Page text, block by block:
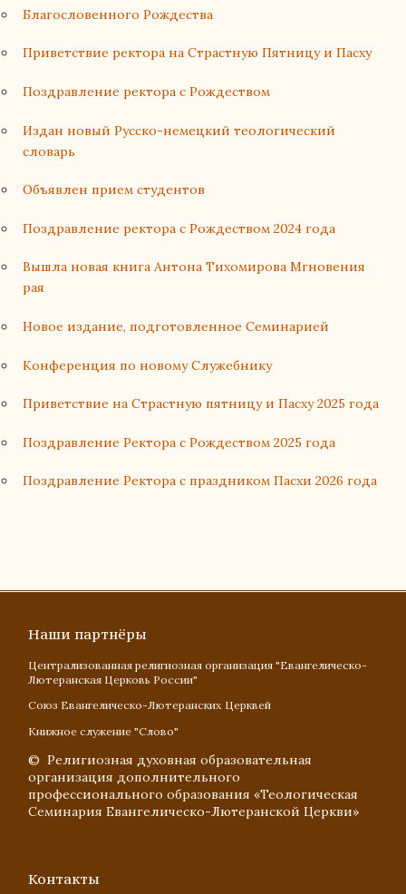
Благословенного Рождества
Приветствие ректора на Страстную Пятницу и Пасху
Поздравление ректора с Рождеством
Издан новый Русско-немецкий теологический
словарь
Объявлен прием студентов
Поздравление ректора с Рождеством 2024 года
Вышла новая книга Антона Тихомирова Мгновения
рая
Новое издание, подготовленное Семинарией
Конференция по новому Служебнику
Приветствие на Страстную пятницу и Пасху 2025 года
Поздравление Ректора с Рождеством 2025 года
Поздравление Ректора с праздником Пасхи 2026 года
Наши партнёры
Централизованная религиозная организация "Евангелическо-
Лютеранская Церковь России"
Союз Евангелическо-Лютеранских Церквей
Книжное служение "Слово"
© Религиозная духовная образовательная
организация дополнительного
профессионального образования «Теологическая
Семинария Евангелическо-Лютеранской Церкви»
Контакты